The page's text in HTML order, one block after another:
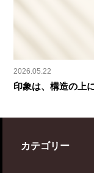
2026.05.22
印象は、構造の上
カテゴリー